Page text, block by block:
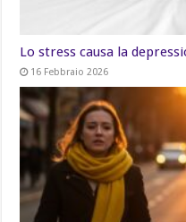
Lo stress causa la
16 Febbraio 2026